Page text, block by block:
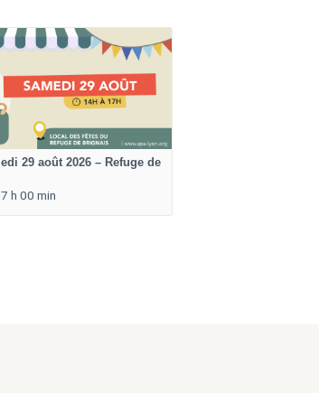
29 août 2026 – Refuge de
h 00 min